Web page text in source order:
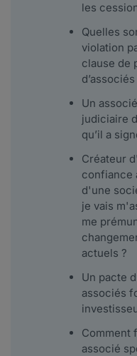
les
Quelles
violation
clause de
d’associés
Un
judiciaire
qu’il a
Créateur
confiance
d'une
je vais
me
actuels ?
Un pacte
associés
Comment
associé